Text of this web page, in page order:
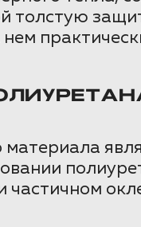
толстую
нем
материала
частичном